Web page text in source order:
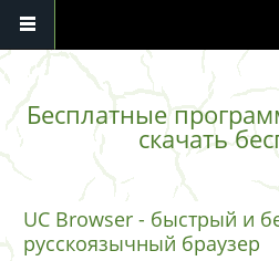
Перейти к основному содержанию
Бесплатные
скачать
UC Browser - быстрый и
русскоязычный браузер